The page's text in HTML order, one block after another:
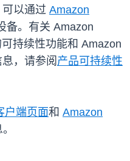
以通过 Amazon
备。有关 Amazon
持续性功能和 Amazon
，请参阅 产品可持续性
户端页面和 Amazon